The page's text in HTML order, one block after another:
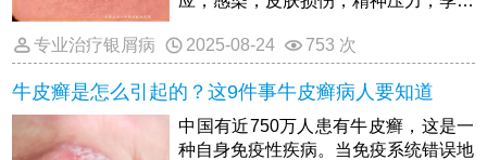
通过科学管理诱因，坚持规范治疗，调
专业治疗银屑病 2025-08-24 753 次
牛皮癣是怎么引起的？这9件事牛皮癣病人要知道
中国有近750万人患有牛皮癣，这是一
种自身免疫性疾病。当免疫系统错误地